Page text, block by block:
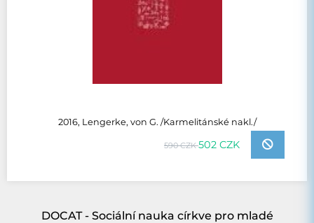
2016, Lengerke, von G. /Karmelitánské nakl./
590 CZK502 CZK
DOCAT - Sociální nauka církve pro mladé